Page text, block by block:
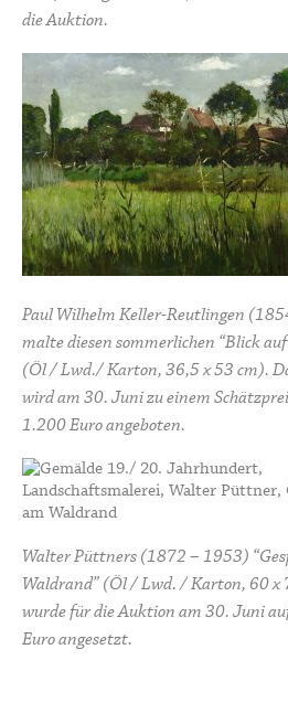
die Auktion.
Paul Wilhelm Keller-Reutlingen
malte diesen sommerlichen “Blick
(Öl / Lwd./ Karton, 36,5 x 53 cm).
wird am 30. Juni zu einem
1.200 Euro angeboten.
Walter Püttners (1872 – 1953)
Waldrand” (Öl / Lwd. / Karton, 60 x
wurde für die Auktion am 30. Juni
Euro angesetzt.